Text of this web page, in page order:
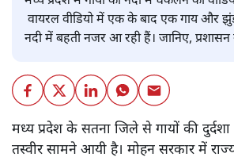
वायरल वीडियो में एक के बाद एक गाय और
नदी में बहती नजर आ रही हैं। जानिए, प्रशासन
मध्य प्रदेश के सतना जिले से गायों की
तस्वीर सामने आयी है। मोहन सरकार में